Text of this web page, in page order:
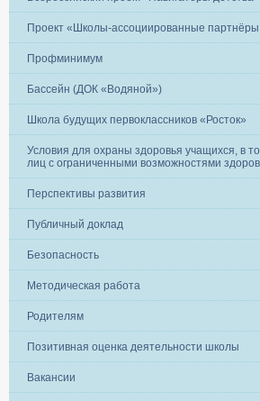
Проект «Школы-ассоциированные
Профминимум
Бассейн (ДОК «Водяной»)
Школа будущих первоклассников «Росток»
Условия для охраны здоровья учащихся, в
лиц с ограниченными возможностями
Перспективы развития
Публичный доклад
Безопасность
Методическая работа
Родителям
Позитивная оценка деятельности школы
Вакансии